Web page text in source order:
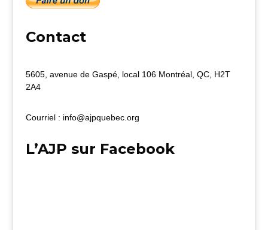
Contact
5605, avenue de Gaspé, local 106 Montréal, QC, H2T
2A4
Courriel : info@ajpquebec.org
L’AJP sur Facebook